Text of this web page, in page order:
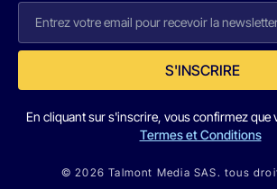
S'INSCRIRE
En cliquant sur s'inscrire, vous confirmez que
Termes et Conditions
© 2026 Talmont Media SAS. tous